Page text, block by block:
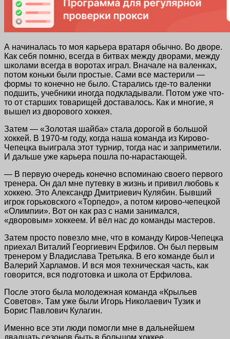
А начиналась то моя карьера вратаря обычно. Во дворе.
Как себя помню, всегда в битвах между дворами, между
школами всегда в воротах играл. Вначале на валенках,
потом коньки были простые. Сами все мастерили —
формы то конечно не было. Старались где-то валенки
подшить, учебники иногда подкладывали. Потом уже что-
то от старших товарищей доставалось. Как и многие, я
вышел из дворового хоккея.
Затем — «Золотая шайба» стала дорогой в большой
хоккей. В 1970-м году, когда наша команда из Кирово-
Чепецка выиграла этот турнир, тогда нас и заприметили.
И дальше уже карьера пошла по-нарастающей.
— В первую очередь конечно вспоминаю своего первого
тренера. Он дал мне путевку в жизнь и привил любовь к
хоккею. Это Александр Дмитриевич Кулябин. Бывший
игрок горьковского «Торпедо», а потом кирово-чепецкой
«Олимпии». Вот он как раз с нами занимался,
«дворовым» хоккеем. И вёл нас до команды мастеров.
Затем просто повезло мне, что в команду Киров-Чепецка
приехал Виталий Георгиевич Ерфилов. Он был первым
тренером у Владислава Третьяка. В его команде был и
Валерий Харламов. И вся моя техническая часть, как
говорится, вся подготовка и школа от Ерфилова.
После этого была молодежная команда «Крыльев
Советов». Там уже были Игорь Николаевич Тузик и
Борис Павлович Кулагин.
Именно все эти люди помогли мне в дальнейшем
двадцать сезонов быть в большом хоккее.